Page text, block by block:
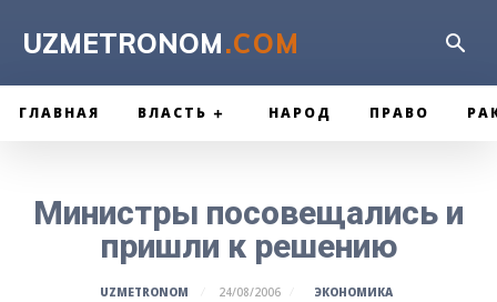
UZMETRONOM.COM
ГЛАВНАЯ ВЛАСТЬ НАРОД ПРАВО
Министры посовещались и
пришли к решению
UZMETRONOM 24/08/2006 ЭКОНОМИКА